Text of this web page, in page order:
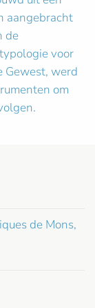
aangebracht
de
voor
Gewest, werd
om
de Mons,